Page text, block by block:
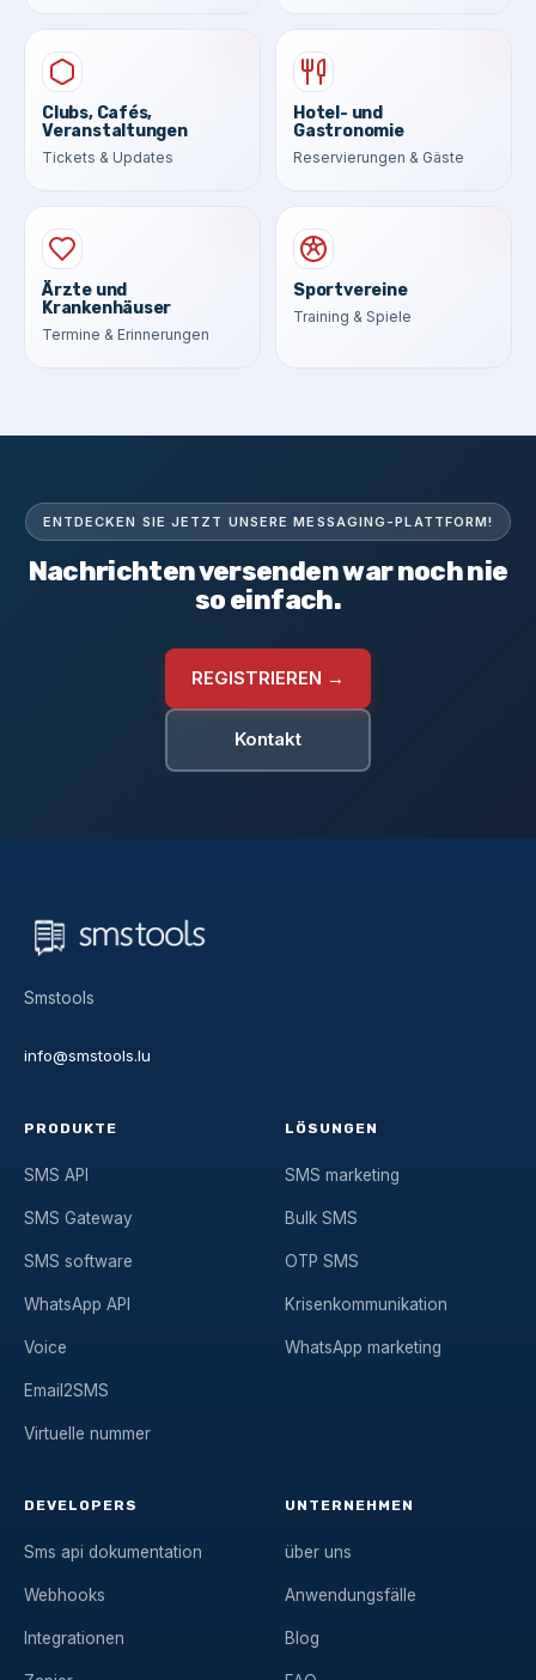
Clubs, Cafés,
Veranstaltungen
Tickets & Updates
Hotel- und
Gastronomie
Reservierungen & Gäste
Ärzte und
Krankenhäuser
Termine & Erinnerungen
Sportvereine
Training & Spiele
ENTDECKEN SIE JETZT UNSERE MESSAGING-PLATTFORM!
Nachrichten versenden war noch nie
so einfach.
REGISTRIEREN →
Kontakt
Smstools
info@smstools.lu
PRODUKTE
SMS API
SMS Gateway
SMS software
WhatsApp API
Voice
Email2SMS
Virtuelle nummer
LÖSUNGEN
SMS marketing
Bulk SMS
OTP SMS
Krisenkommunikation
WhatsApp marketing
DEVELOPERS
Sms api dokumentation
Webhooks
Integrationen
UNTERNEHMEN
über uns
Anwendungsfälle
Blog